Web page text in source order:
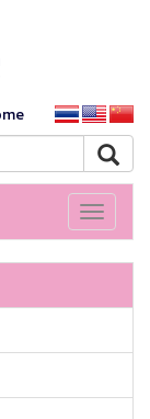
Toggle